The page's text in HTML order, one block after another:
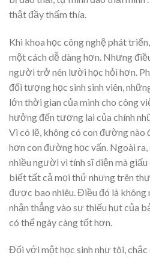
thật đầy thấm thía.
Khi khoa học công nghệ phát
một cách dễ dàng hơn. Nhưng
người trở nên lười học hỏi hơn.
đối tượng học sinh sinh viên,
lớn thời gian của mình cho công
hưởng đến tương lai của chính
Vì có lẽ, không có con đường nào
hơn con đường học vấn. Ngoài
nhiều người vì tính sĩ diện mà
biết tất cả mọi thứ nhưng trên
được bao nhiêu. Điều đó là không
nhận thẳng vào sự thiếu hụt của
có thể ngày càng tốt hơn.
Đối với một học sinh như tôi, chắc